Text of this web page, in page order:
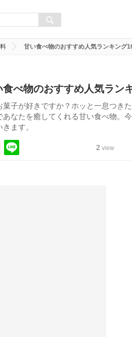
甘い食べ物のおすすめ人気ランキング
食べ物のおすすめ人気ラン
菓子が好きですか？ホッと一息つき
なたを癒してくれる甘い食べ物。
ます。
2 view